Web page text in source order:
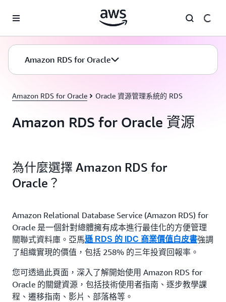
Amazon RDS for Oracle
Amazon RDS for Oracle Oracle 資源管理系統的 RDS
Amazon RDS for Oracle 資源
為什麼選擇 Amazon RDS for
Oracle？
Amazon Relational Database Service (Amazon RDS) for
Oracle 是一個針對總體擁有成本進行最佳化的方便管理
關聯式資料庫。亞馬遜 RDS 的 IDC 商業價值白皮書強調
了組織實現的價值，包括 258% 的三年投資回報率。
您可透過此頁面，深入了解開始使用 Amazon RDS for
Oracle 的關鍵資源，包括技術使用者指南、逐步教學課
程、遷移指南、影片、部落格等。